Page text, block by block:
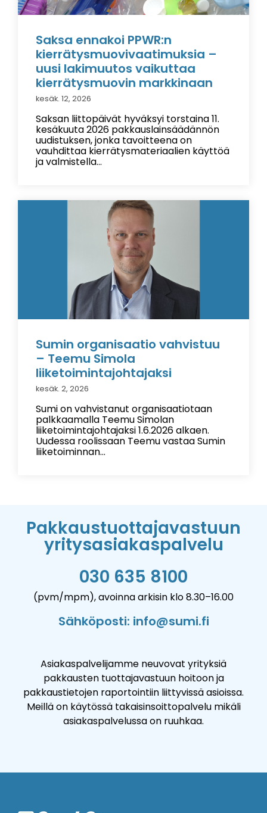
Saksa ennakoi PPWR:n
kierrätysmuovivaatimuksia –
uusi lakimuutos vaikuttaa
kierrätysmuovin markkinaan
kesäk. 12, 2026
Saksan liittopäivät hyväksyi torstaina 11.
kesäkuuta 2026 pakkauslainsäädännön
uudistuksen, jonka tavoitteena on
vauhdittaa kierrätysmateriaalien käyttöä
ja valmistella...
Sumin organisaatio vahvistuu
– Teemu Simola
liiketoimintajohtajaksi
kesäk. 2, 2026
Sumi on vahvistanut organisaatiotaan
palkkaamalla Teemu Simolan
liiketoimintajohtajaksi 1.6.2026 alkaen.
Uudessa roolissaan Teemu vastaa Sumin
liiketoiminnan...
Pakkaustuottajavastuun
yritysasiakaspalvelu
030 635 8100
(pvm/mpm), avoinna arkisin klo 8.30–16.00
Sähköposti: info@sumi.fi
Asiakaspalvelijamme neuvovat yrityksiä
pakkausten tuottajavastuun hoitoon ja
pakkaustietojen raportointiin liittyvissä asioissa.
Meillä on käytössä takaisinsoittopalvelu mikäli
asiakaspalvelussa on ruuhkaa.